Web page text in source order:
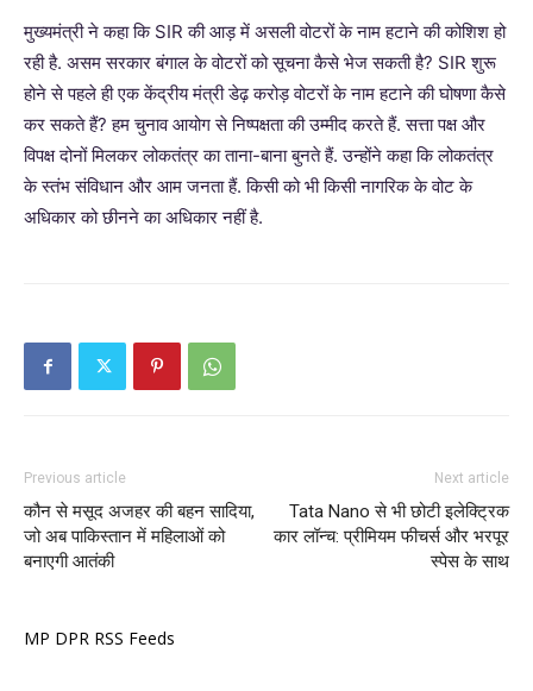
मुख्यमंत्री ने कहा कि SIR की आड़ में असली वोटरों के नाम हटाने की कोशिश हो
रही है. असम सरकार बंगाल के वोटरों को सूचना कैसे भेज सकती है? SIR शुरू
होने से पहले ही एक केंद्रीय मंत्री डेढ़ करोड़ वोटरों के नाम हटाने की घोषणा कैसे
कर सकते हैं? हम चुनाव आयोग से निष्पक्षता की उम्मीद करते हैं. सत्ता पक्ष और
विपक्ष दोनों मिलकर लोकतंत्र का ताना-बाना बुनते हैं. उन्होंने कहा कि लोकतंत्र
के स्तंभ संविधान और आम जनता हैं. किसी को भी किसी नागरिक के वोट के
अधिकार को छीनने का अधिकार नहीं है.
Previous article
कौन से मसूद अजहर की बहन सादिया,
जो अब पाकिस्तान में महिलाओं को
बनाएगी आतंकी
Next article
Tata Nano से भी छोटी इलेक्ट्रिक
कार लॉन्च: प्रीमियम फीचर्स और भरपूर
स्पेस के साथ
MP DPR RSS Feeds